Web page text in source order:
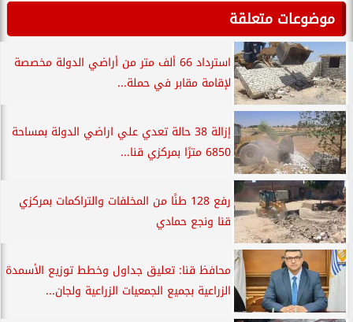
موضوعات متعلقة
استرداد 66 ألف متر من أراضي الدولة مخصصة
لإقامة مقابر في حملة...
إزالة 38 حالة تعدي علي اراضي الدولة بمساحة
6850 مترًا بمركزي قنا...
رفع 128 طنًا من المخلفات والتراكمات بمركزي
قنا ونجع حمادي
محافظ قنا: تعليق جداول وخطط توزيع الأسمدة
الزراعية بجميع الجمعيات الزراعية ولجان...